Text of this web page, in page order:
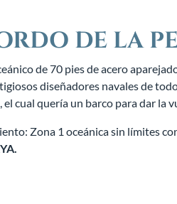
DE LA
de 70 pies de acero
diseñadores navales de
el cual quería un barco para dar la
Zona 1 oceánica sin límites